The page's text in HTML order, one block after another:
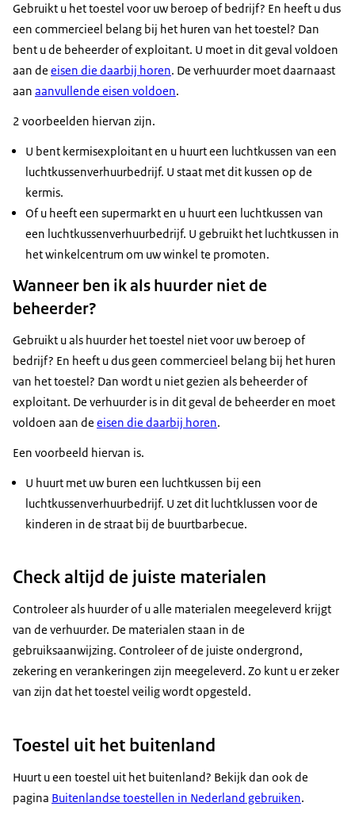
Gebruikt u het toestel voor uw beroep of bedrijf? En heeft u dus
een commercieel belang bij het huren van het toestel? Dan
bent u de beheerder of exploitant. U moet in dit geval voldoen
aan de eisen die daarbij horen. De verhuurder moet daarnaast
aan aanvullende eisen voldoen.
2 voorbeelden hiervan zijn.
U bent kermisexploitant en u huurt een luchtkussen van een
luchtkussenverhuurbedrijf. U staat met dit kussen op de
kermis.
Of u heeft een supermarkt en u huurt een luchtkussen van
een luchtkussenverhuurbedrijf. U gebruikt het luchtkussen in
het winkelcentrum om uw winkel te promoten.
Wanneer ben ik als huurder niet de
beheerder?
Gebruikt u als huurder het toestel niet voor uw beroep of
bedrijf? En heeft u dus geen commercieel belang bij het huren
van het toestel? Dan wordt u niet gezien als beheerder of
exploitant. De verhuurder is in dit geval de beheerder en moet
voldoen aan de eisen die daarbij horen.
Een voorbeeld hiervan is.
U huurt met uw buren een luchtkussen bij een
luchtkussenverhuurbedrijf. U zet dit luchtklussen voor de
kinderen in de straat bij de buurtbarbecue.
Check altijd de juiste materialen
Controleer als huurder of u alle materialen meegeleverd krijgt
van de verhuurder. De materialen staan in de
gebruiksaanwijzing. Controleer of de juiste ondergrond,
zekering en verankeringen zijn meegeleverd. Zo kunt u er zeker
van zijn dat het toestel veilig wordt opgesteld.
Toestel uit het buitenland
Huurt u een toestel uit het buitenland? Bekijk dan ook de
pagina Buitenlandse toestellen in Nederland gebruiken.